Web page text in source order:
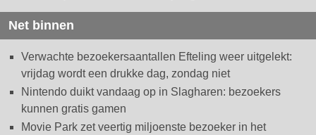
Net binnen
Verwachte bezoekersaantallen Efteling weer uitgelekt:
vrijdag wordt een drukke dag, zondag niet
Nintendo duikt vandaag op in Slagharen: bezoekers
kunnen gratis gamen
Movie Park zet veertig miljoenste bezoeker in het